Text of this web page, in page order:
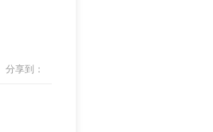
分享到：